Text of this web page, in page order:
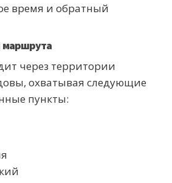
время и обратный
маршрута
через территории
охватывая следующие
пункты: